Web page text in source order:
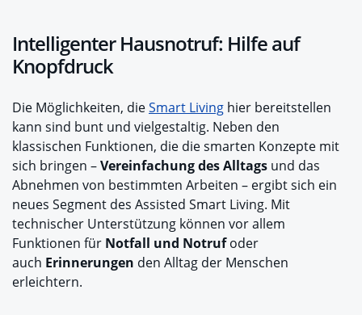
Intelligenter Hausnotruf: Hilfe auf
Knopfdruck
Die Möglichkeiten, dieSmart Living hier bereitstellen
kann sind bunt und vielgestaltig. Neben den
klassischen Funktionen, die die smarten Konzepte mit
sich bringen –Vereinfachung des Alltags und das
Abnehmen von bestimmten Arbeiten – ergibt sich ein
neues Segment des Assisted Smart Living. Mit
technischer Unterstützung können vor allem
Funktionen für Notfall und Notrufoder
auch Erinnerungen den Alltag der Menschen
erleichtern.